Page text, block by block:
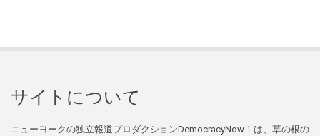
サイトについて
ニューヨークの独立報道プロダクションDemocracyNow！は、草の根の